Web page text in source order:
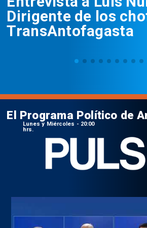
Dirigente de los
TransAntofagasta
El Programa Político de
Lunes y Miércoles - 20:00
hrs.